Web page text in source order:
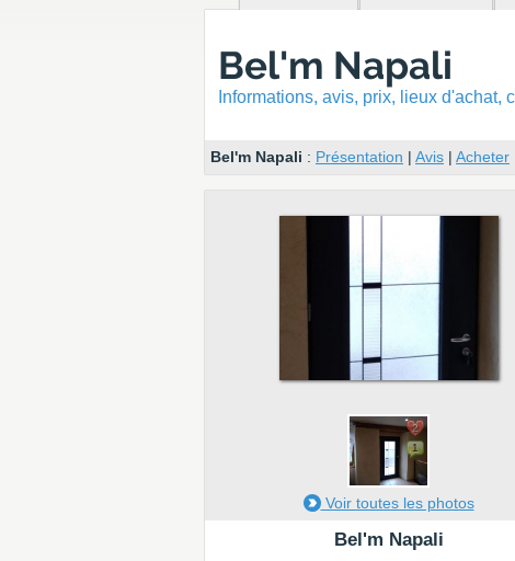
Bel'm Napali
Informations, avis, prix, lieux d'achat,
Bel'm Napali : Présentation | Avis | Acheter
2
1
Voir toutes les photos
Bel'm Napali